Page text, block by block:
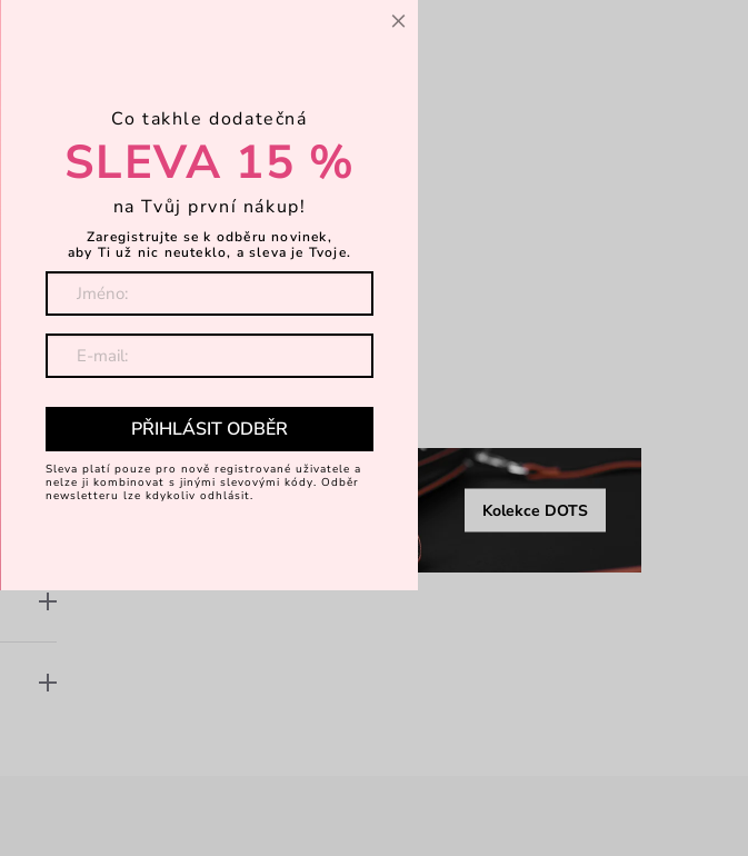
v
Kapsičky
Zavírání magnet
Zavírání zip
Objevte více
Kolekce DOTS
×
Co takhle dodatečná
SLEVA 15 %
na Tvůj první nákup!
Zaregistrujte se k odběru novinek,
aby Ti už nic neuteklo, a sleva je Tvoje.
PŘIHLÁSIT ODBĚR
Sleva platí pouze pro nově registrované uživatele a
nelze ji kombinovat s jinými slevovými kódy. Odběr
newsletteru lze kdykoliv odhlásit.